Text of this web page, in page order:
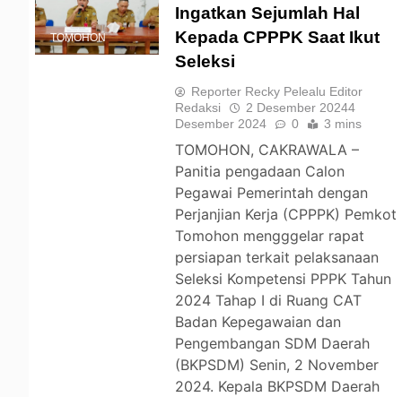
TOMOHON
Ingatkan Sejumlah Hal
Kepada CPPPK Saat Ikut
Seleksi
Reporter Recky Pelealu Editor
Redaksi
2 Desember 20244
Desember 2024
0 3 mins
TOMOHON, CAKRAWALA –
Panitia pengadaan Calon
Pegawai Pemerintah dengan
Perjanjian Kerja (CPPPK) Pemkot
Tomohon mengggelar rapat
persiapan terkait pelaksanaan
Seleksi Kompetensi PPPK Tahun
2024 Tahap I di Ruang CAT
Badan Kepegawaian dan
Pengembangan SDM Daerah
(BKPSDM) Senin, 2 November
2024. Kepala BKPSDM Daerah